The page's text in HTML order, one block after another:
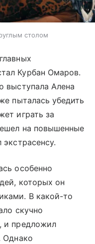
столом
Курбан Омаров.
выступала Алена
пыталась убедить
играть за
на повышенные
особенно
которых он
В какой-то
скучно
и предложил
Однако